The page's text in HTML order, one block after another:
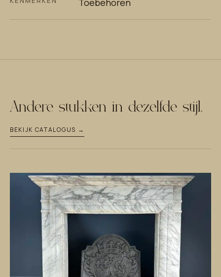
Toebehoren
Andere stukken in dezelfde stijl.
BEKIJK CATALOGUS →